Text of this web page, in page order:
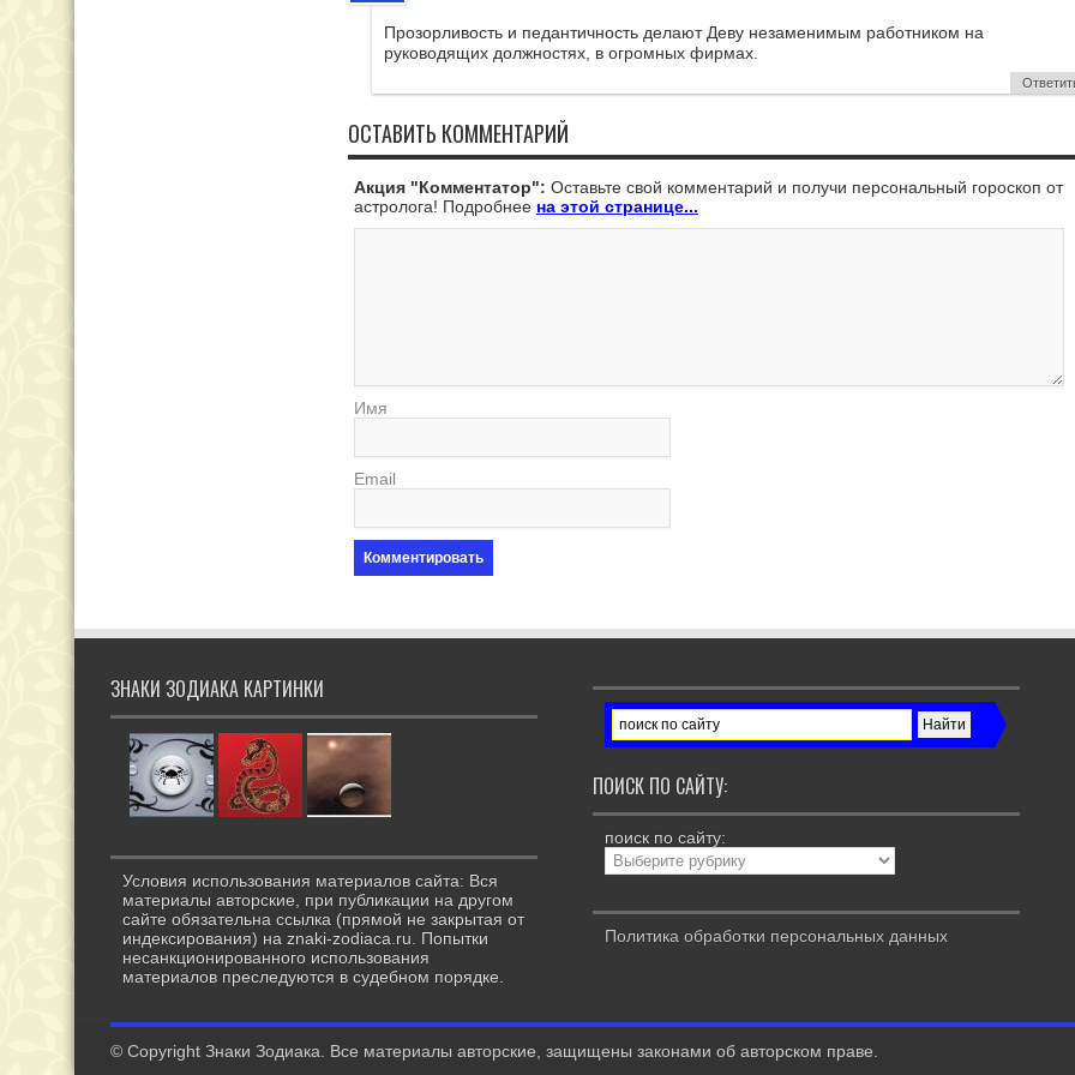
Прозорливость и педантичность делают Деву незаменимым работником на
руководящих должностях, в огромных фирмах.
ОСТАВИТЬ КОММЕНТАРИЙ
Акция "Комментатор": Оставьте свой комментарий и получи персональный гороскоп от
астролога! Подробнее на этой странице...
Имя
Email
ЗНАКИ ЗОДИАКА КАРТИНКИ
Условия использования материалов сайта: Вся
материалы авторские, при публикации на другом
сайте обязательна ссылка (прямой не закрытая от
индексирования) на znaki-zodiaca.ru. Попытки
несанкционированного использования
материалов преследуются в судебном порядке.
ПОИСК ПО САЙТУ:
поиск по сайту:
Политика обработки персональных данных
© Copyright Знаки Зодиака. Все материалы авторские, защищены законами об авторском праве.